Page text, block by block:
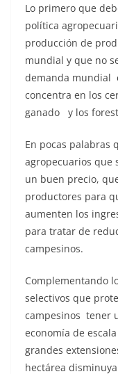
Lo primero que
política
producción de
mundial y que no
demanda mundial
concentra en los
ganado y los
En pocas palabras
agropecuarios que
un buen precio,
productores para
aumenten los
para tratar de
campesinos.
Complementando
selectivos que
campesinos tener
economía de
grandes
hectárea